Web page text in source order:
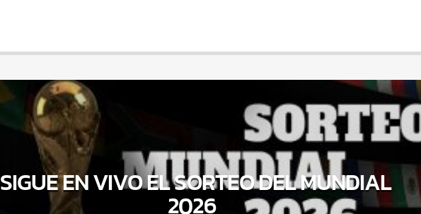
SIGUE EN VIVO EL SORTEO DEL MUNDIAL
2026